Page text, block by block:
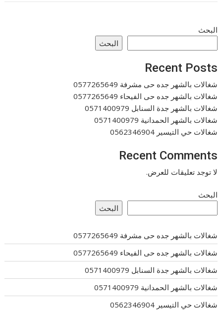
البحث
البحث
Recent Posts
شغالات بالشهر جده حى مشرفة 0577265649
شغالات بالشهر جده حى الفيحاء 0577265649
شغالات بالشهر جدة السنابل 0571400979
شغالات بالشهر الحمدانية 0571400979
شغالات حي التيسير 0562346904
Recent Comments
لا توجد تعليقات للعرض.
البحث
البحث
شغالات بالشهر جده حى مشرفة 0577265649
شغالات بالشهر جده حى الفيحاء 0577265649
شغالات بالشهر جدة السنابل 0571400979
شغالات بالشهر الحمدانية 0571400979
شغالات حي التيسير 0562346904